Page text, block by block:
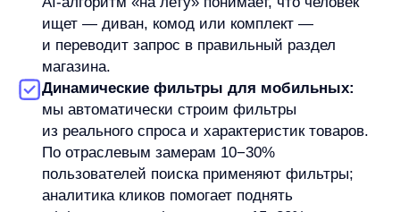
«С этим товаром покупают»
и сопутствующие — на основе LLM‑подходов
и истории заказов/просмотров.
Хиты продаж, новинки и промо — для витрин
и листингов.
Похожие товары — чтобы удерживать
Персональные рекомендации — с учётом
поиска и просмотренных страниц.
Коллаборативная фильтрация — «часто
смотрят вместе», «часто покупают вместе».